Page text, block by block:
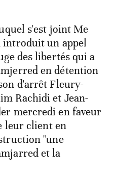
s'est joint Me
un appel
des libertés qui a
en détention
d'arrêt Fleury-
Rachidi et Jean-
mercredi en faveur
leur client en
"une
et la